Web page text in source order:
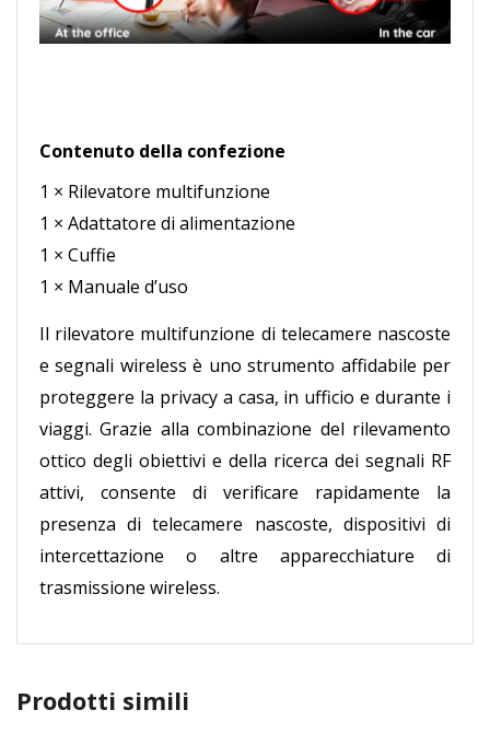
Contenuto della confezione
1 × Rilevatore multifunzione
1 × Adattatore di alimentazione
1 × Cuffie
1 × Manuale d’uso
Il rilevatore multifunzione di telecamere nascoste
e segnali wireless è uno strumento affidabile per
proteggere la privacy a casa, in ufficio e durante i
viaggi. Grazie alla combinazione del rilevamento
ottico degli obiettivi e della ricerca dei segnali RF
attivi, consente di verificare rapidamente la
presenza di telecamere nascoste, dispositivi di
intercettazione o altre apparecchiature di
trasmissione wireless.
Prodotti simili